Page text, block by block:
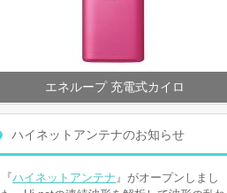
エネループ 充電式カイロ
ハイネットアンテナのお知らせ
『ハイネットアンテナ 』がオープンしまし